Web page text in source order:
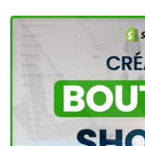
tâches complexes et
nos clients. Que ce soit
boutique en ligne,
augmenter la visibilité
sociaux, je suis là pour
personnalisé et efficace à